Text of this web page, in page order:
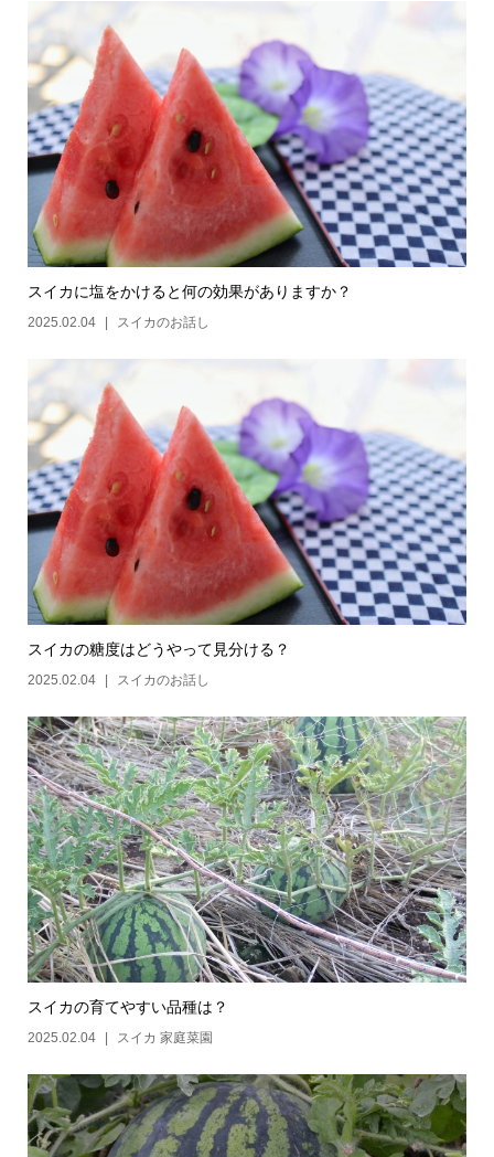
スイカに塩をかけると何の効果がありますか？
2025.02.04 スイカのお話し
スイカの糖度はどうやって見分ける？
2025.02.04 スイカのお話し
スイカの育てやすい品種は？
2025.02.04 スイカ 家庭菜園